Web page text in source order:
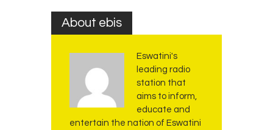
About ebis
Eswatini's
leading radio
station that
aims to inform,
educate and
entertain the nation of Eswatini